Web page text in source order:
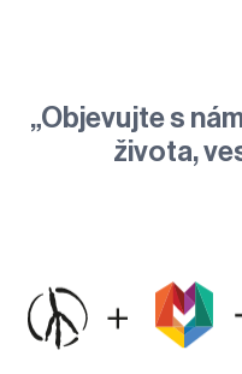
„Objevujtes
života,